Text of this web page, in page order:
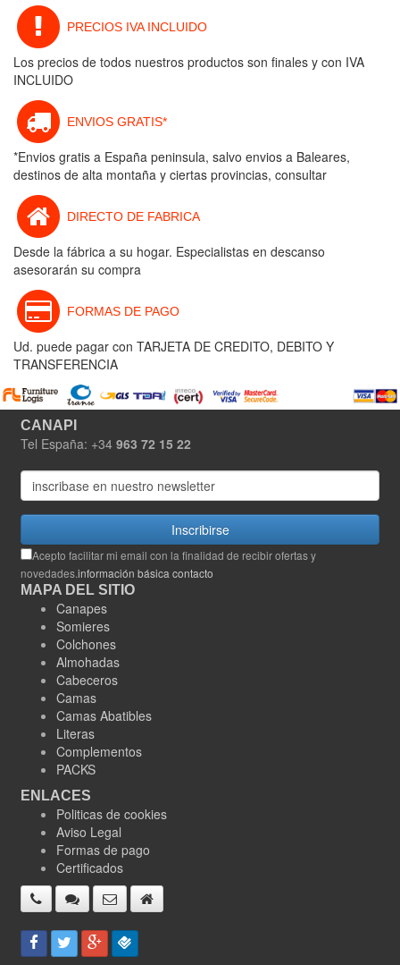
PRECIOS IVA INCLUIDO
Los precios de todos nuestros productos son finales y con IVA
INCLUIDO
ENVIOS GRATIS*
*Envios gratis a España peninsula, salvo envios a Baleares,
destinos de alta montaña y ciertas provincias, consultar
DIRECTO DE FABRICA
Desde la fábrica a su hogar. Especialistas en descanso
asesorarán su compra
FORMAS DE PAGO
Ud. puede pagar con TARJETA DE CREDITO, DEBITO Y
TRANSFERENCIA
CANAPI
Tel España: +34 963 72 15 22
Inscribirse
Acepto facilitar mi email con la finalidad de recibir ofertas y
novedades.información básica contacto
MAPA DEL SITIO
Canapes
Somieres
Colchones
Almohadas
Cabeceros
Camas
Camas Abatibles
Literas
Complementos
PACKS
ENLACES
Politicas de cookies
Aviso Legal
Formas de pago
Certificados